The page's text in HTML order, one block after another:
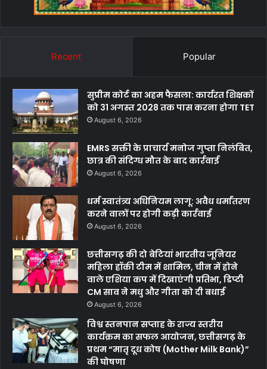
Recent Popular
सुप्रीम कोर्ट का अहम फैसला: कार्यरत शिक्षकों
को 31 अगस्त 2028 तक पास करना होगा TET
August 6, 2026
EMRS सक्ती के प्राचार्य मनोज गुप्ता निलंबित,
छात्र की संदिग्ध मौत के बाद कार्रवाई
August 6, 2026
धर्म स्वातंत्र्य अधिनियम लागू: अवैध धर्मांतरण
करने वालों पर होगी कड़ी कार्रवाई
August 6, 2026
छत्तीसगढ़ की दो बेटियां भारतीय जूनियर
महिला हॉकी टीम में शामिल, चीन में होने
वाले एशिया कप में दिखाएंगी प्रतिभा, डिप्टी
CM साव ने मधु और गीता को दी बधाई
August 6, 2026
विश्व स्तनपान सप्ताह के राज्य स्तरीय
कार्यक्रम का सफल आयोजन, छत्तीसगढ़ के
प्रथम “मातृ दूध कोष (Mother Milk Bank)”
की घोषणा